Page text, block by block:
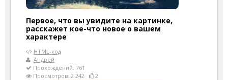
Первое, что вы увидите на картинке,
расскажет кое-что новое о вашем
характере
HTML-код
Андрей
Прохождений: 761
Просмотров: 2 242
2